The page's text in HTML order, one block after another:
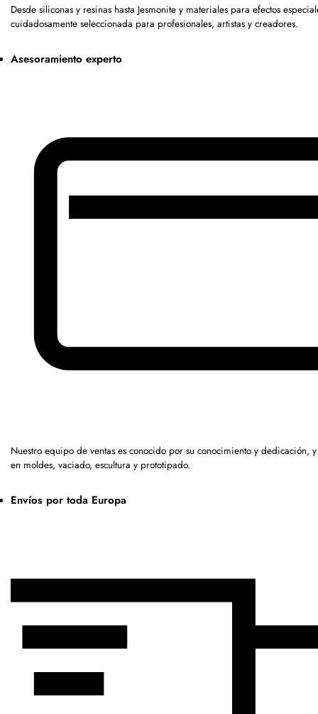
Desde siliconas y resinas hasta Jesmonite y materiales para efectos
cuidadosamente seleccionada para profesionales, artistas y creadores.
Asesoramiento experto
Nuestro equipo de ventas es conocido por su conocimiento y dedicación,
en moldes, vaciado, escultura y prototipado.
Envíos por toda Europa